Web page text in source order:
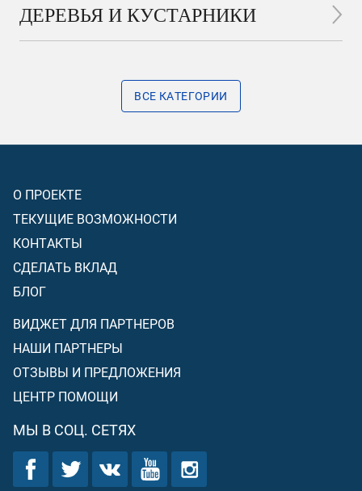
ДЕРЕВЬЯ И КУСТАРНИКИ
ВСЕ КАТЕГОРИИ
О ПРОЕКТЕ
ТЕКУЩИЕ ВОЗМОЖНОСТИ
КОНТАКТЫ
СДЕЛАТЬ ВКЛАД
БЛОГ
ВИДЖЕТ ДЛЯ ПАРТНЕРОВ
НАШИ ПАРТНЕРЫ
ОТЗЫВЫ И ПРЕДЛОЖЕНИЯ
ЦЕНТР ПОМОЩИ
МЫ В СОЦ. СЕТЯХ